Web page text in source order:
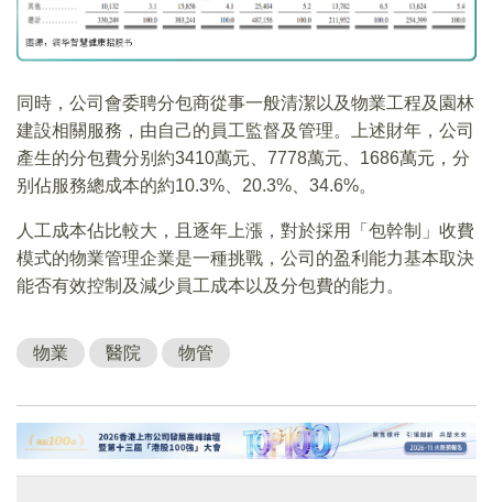
同時，公司會委聘分包商從事一般清潔以及物業工程及園林
建設相關服務，由自己的員工監督及管理。上述財年，公司
產生的分包費分别約3410萬元、7778萬元、1686萬元，分
别佔服務總成本的約10.3%、20.3%、34.6%。
人工成本佔比較大，且逐年上漲，對於採用「包幹制」收費
模式的物業管理企業是一種挑戰，公司的盈利能力基本取決
能否有效控制及減少員工成本以及分包費的能力。
物業 醫院 物管